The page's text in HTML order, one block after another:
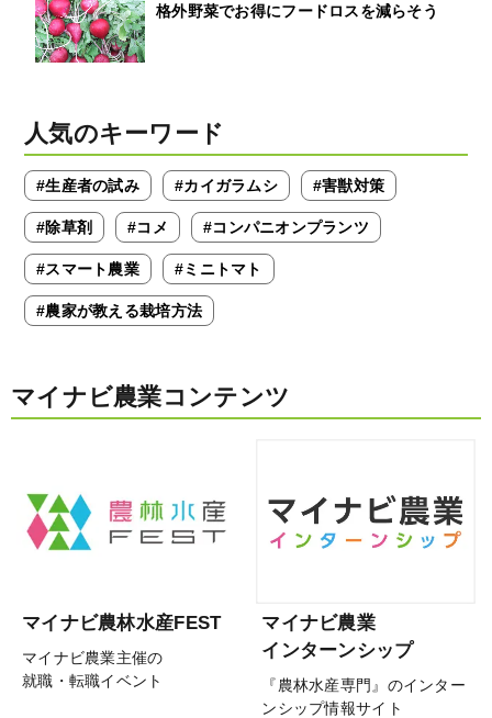
格外野菜でお得にフードロスを減らそう
人気のキーワード
#生産者の試み #カイガラムシ #害獣対策
#除草剤 #コメ #コンパニオンプランツ
#スマート農業 #ミニトマト
#農家が教える栽培方法
マイナビ農業コンテンツ
マイナビ農林水産FEST
マイナビ農業主催の
就職・転職イベント
マイナビ農業
インターンシップ
『農林水産専門』のインター
ンシップ情報サイト